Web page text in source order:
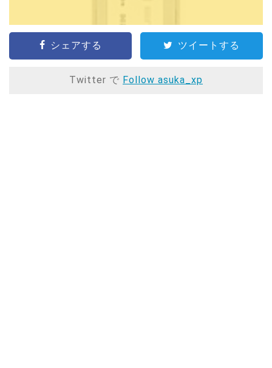
シェアする ツイートする
Twitter で Follow asuka_xp